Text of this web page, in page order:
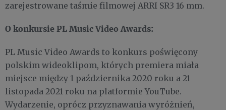
zarejestrowane taśmie filmowej ARRI SR3 16 mm.
O konkursie PL Music Video Awards:
PL Music Video Awards to konkurs poświęcony
polskim wideoklipom, których premiera miała
miejsce między 1 października 2020 roku a 21
listopada 2021 roku na platformie YouTube.
Wydarzenie, oprócz przyznawania wyróżnień,